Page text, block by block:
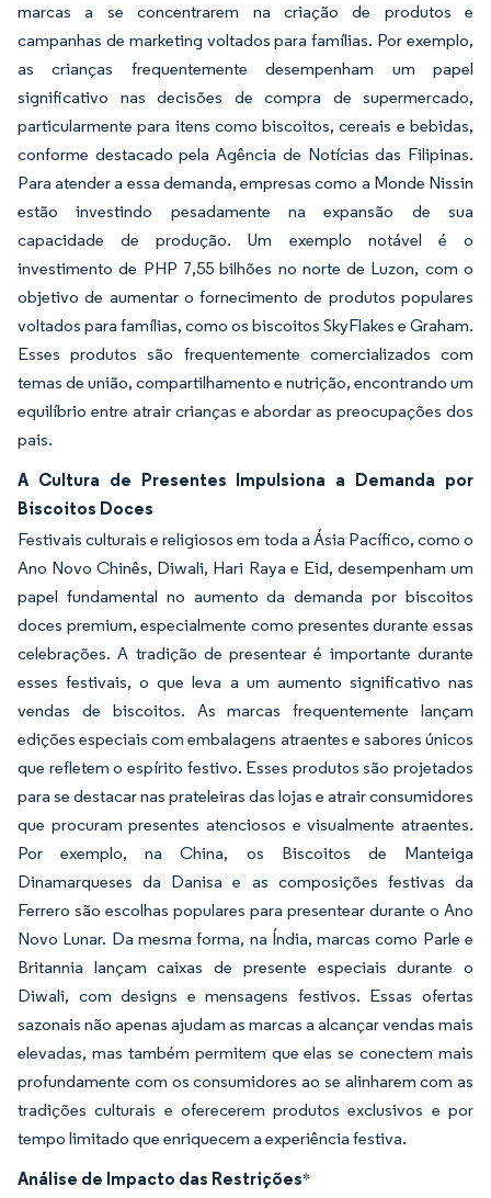
marcas a se concentrarem na criação de produtos e
campanhas de marketing voltados para famílias. Por exemplo,
as crianças frequentemente desempenham um papel
significativo nas decisões de compra de supermercado,
particularmente para itens como biscoitos, cereais e bebidas,
conforme destacado pela Agência de Notícias das Filipinas.
Para atender a essa demanda, empresas como a Monde Nissin
estão investindo pesadamente na expansão de sua
capacidade de produção. Um exemplo notável é o
investimento de PHP 7,55 bilhões no norte de Luzon, com o
objetivo de aumentar o fornecimento de produtos populares
voltados para famílias, como os biscoitos SkyFlakes e Graham.
Esses produtos são frequentemente comercializados com
temas de união, compartilhamento e nutrição, encontrando um
equilíbrio entre atrair crianças e abordar as preocupações dos
pais.
A Cultura de Presentes Impulsiona a Demanda por
Biscoitos Doces
Festivais culturais e religiosos em toda a Ásia Pacífico, como o
Ano Novo Chinês, Diwali, Hari Raya e Eid, desempenham um
papel fundamental no aumento da demanda por biscoitos
doces premium, especialmente como presentes durante essas
celebrações. A tradição de presentear é importante durante
esses festivais, o que leva a um aumento significativo nas
vendas de biscoitos. As marcas frequentemente lançam
edições especiais com embalagens atraentes e sabores únicos
que refletem o espírito festivo. Esses produtos são projetados
para se destacar nas prateleiras das lojas e atrair consumidores
que procuram presentes atenciosos e visualmente atraentes.
Por exemplo, na China, os Biscoitos de Manteiga
Dinamarqueses da Danisa e as composições festivas da
Ferrero são escolhas populares para presentear durante o Ano
Novo Lunar. Da mesma forma, na Índia, marcas como Parle e
Britannia lançam caixas de presente especiais durante o
Diwali, com designs e mensagens festivos. Essas ofertas
sazonais não apenas ajudam as marcas a alcançar vendas mais
elevadas, mas também permitem que elas se conectem mais
profundamente com os consumidores ao se alinharem com as
tradições culturais e oferecerem produtos exclusivos e por
tempo limitado que enriquecem a experiência festiva.
Análise de Impacto das Restrições*